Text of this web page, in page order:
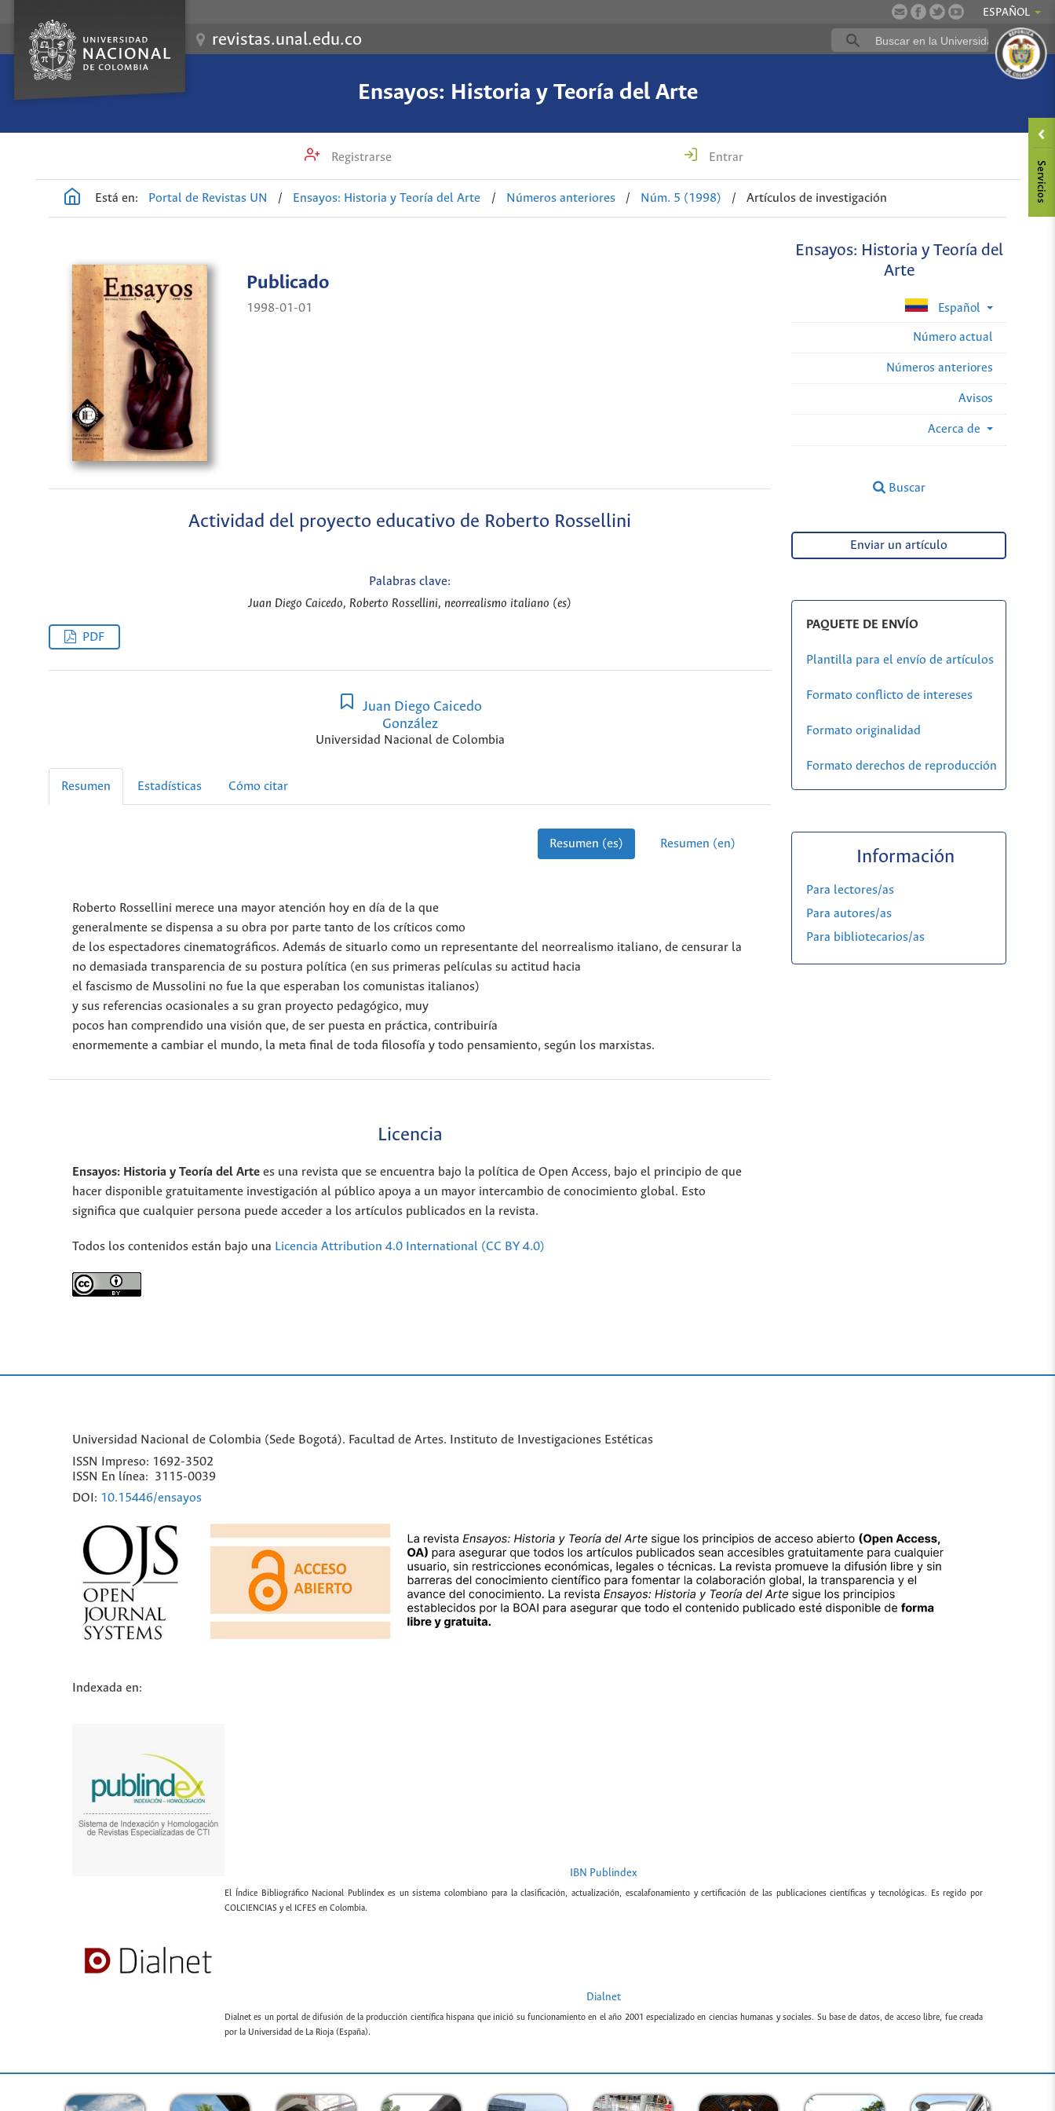
ESPAÑOL
revistas.unal.edu.co
Ensayos: Historia y Teoría del Arte
Registrarse Entrar
Está en: Portal de Revistas UN / Ensayos: Historia y Teoría del Arte / Números anteriores / Núm. 5 (1998) / Artículos de investigación
Ensayos: Historia y Teoría del
Arte
Español
Número actual
Números anteriores
Avisos
Acerca de
Buscar
Publicado
1998-01-01
Actividad del proyecto educativo de Roberto Rossellini
Palabras clave:
Juan Diego Caicedo, Roberto Rossellini, neorrealismo italiano (es)
PDF
Juan Diego Caicedo
González
Universidad Nacional de Colombia
Resumen Estadísticas Cómo citar
Resumen (es) Resumen (en)
Roberto Rossellini merece una mayor atención hoy en día de la que
generalmente se dispensa a su obra por parte tanto de los críticos como
de los espectadores cinematográficos. Además de situarlo como un representante del neorrealismo italiano, de censurar la
no demasiada transparencia de su postura política (en sus primeras películas su actitud hacia
el fascismo de Mussolini no fue la que esperaban los comunistas italianos)
y sus referencias ocasionales a su gran proyecto pedagógico, muy
pocos han comprendido una visión que, de ser puesta en práctica, contribuiría
enormemente a cambiar el mundo, la meta final de toda filosofía y todo pensamiento, según los marxistas.
Licencia
Ensayos: Historia y Teoría del Arte es una revista que se encuentra bajo la política de Open Access, bajo el principio de que
hacer disponible gratuitamente investigación al público apoya a un mayor intercambio de conocimiento global. Esto
significa que cualquier persona puede acceder a los artículos publicados en la revista.
Todos los contenidos están bajo una Licencia Attribution 4.0 International (CC BY 4.0)
Enviar un artículo
PAQUETE DE ENVÍO
Plantilla para el envío de artículos
Formato conflicto de intereses
Formato originalidad
Formato derechos de reproducción
Información
Para lectores/as
Para autores/as
Para bibliotecarios/as
Universidad Nacional de Colombia (Sede Bogotá). Facultad de Artes. Instituto de Investigaciones Estéticas
ISSN Impreso: 1692-3502
ISSN En línea: 3115-0039
DOI: 10.15446/ensayos
Indexada en:
IBN Publindex
El Índice Bibliográfico Nacional Publindex es un sistema colombiano para la clasificación, actualización, escalafonamiento y certificación de las publicaciones científicas y tecnológicas. Es regido por
COLCIENCIAS y el ICFES en Colombia.
Dialnet
Dialnet es un portal de difusión de la producción científica hispana que inició su funcionamiento en el año 2001 especializado en ciencias humanas y sociales. Su base de datos, de acceso libre, fue creada
por la Universidad de La Rioja (España).